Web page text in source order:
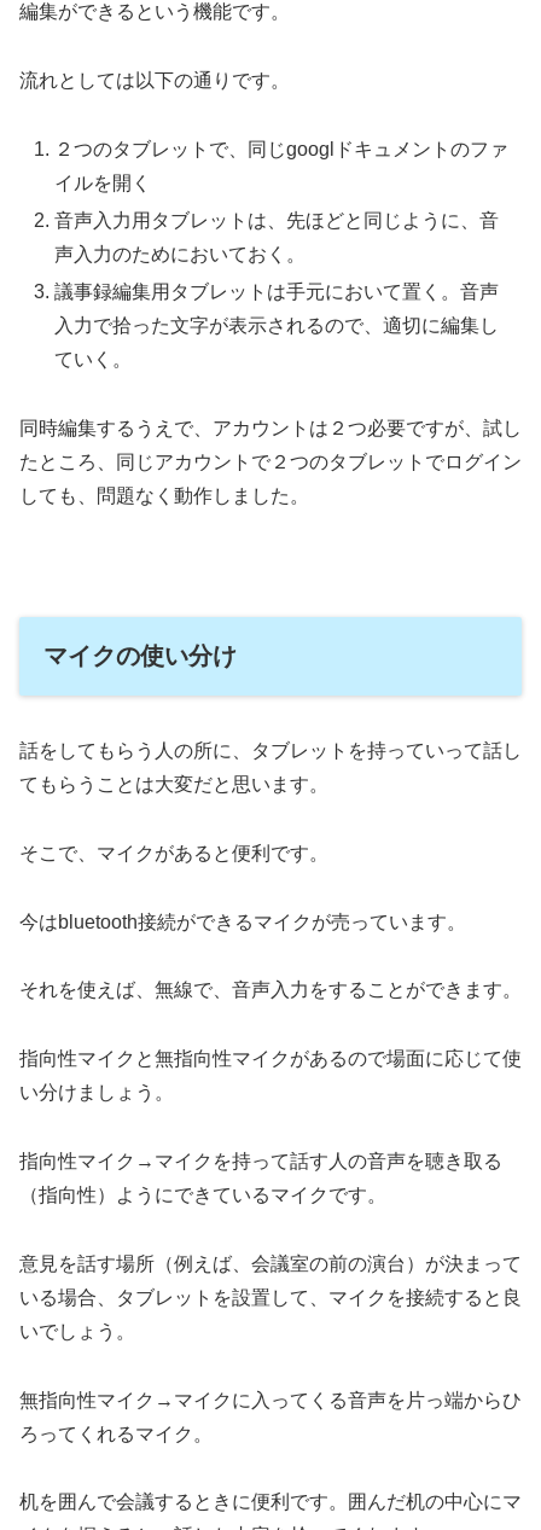
編集ができるという機能です。
流れとしては以下の通りです。
２つのタブレットで、同じgooglドキュメントのファ
イルを開く
音声入力用タブレットは、先ほどと同じように、音
声入力のためにおいておく。
議事録編集用タブレットは手元において置く。音声
入力で拾った文字が表示されるので、適切に編集し
ていく。
同時編集するうえで、アカウントは２つ必要ですが、試し
たところ、同じアカウントで２つのタブレットでログイン
しても、問題なく動作しました。
マイクの使い分け
話をしてもらう人の所に、タブレットを持っていって話し
てもらうことは大変だと思います。
そこで、マイクがあると便利です。
今はbluetooth接続ができるマイクが売っています。
それを使えば、無線で、音声入力をすることができます。
指向性マイクと無指向性マイクがあるので場面に応じて使
い分けましょう。
指向性マイク→マイクを持って話す人の音声を聴き取る
（指向性）ようにできているマイクです。
意見を話す場所（例えば、会議室の前の演台）が決まって
いる場合、タブレットを設置して、マイクを接続すると良
いでしょう。
無指向性マイク→マイクに入ってくる音声を片っ端からひ
ろってくれるマイク。
机を囲んで会議するときに便利です。囲んだ机の中心にマ